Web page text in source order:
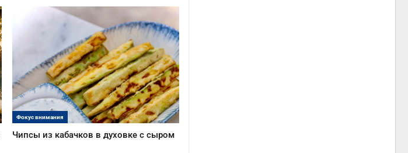
Фокус внимания
Чипсы из кабачков в духовке с сыром